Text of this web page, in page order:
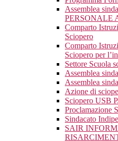
Assemblea
PERSONALE
Comparto
Sciopero
Comparto
Sciopero per
Settore Scuola
Assemblea
Assemblea
Azione di
Sciopero USB
Proclamazione
Sindacato
SAIR